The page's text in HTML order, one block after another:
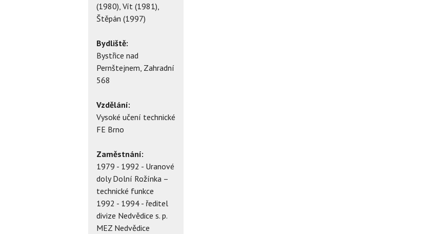
(1980), Vít (1981),
Štěpán (1997)
Bydliště:
Bystřice nad
Pernštejnem, Zahradní
568
Vzdělání:
Vysoké učení technické
FE Brno
Zaměstnání:
1979 - 1992 - Uranové
doly Dolní Rožínka –
technické funkce
1992 - 1994 - ředitel
divize Nedvědice s. p.
MEZ Nedvědice